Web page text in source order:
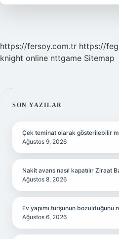
https://fersoy.com.tr https://
knight online nttgame Sitemap
SIDEBAR
SON YAZILAR
Çek teminat olarak gösterilebilir
Ağustos 9, 2026
Nakit avans nasıl kapatılır Ziraat
Ağustos 8, 2026
Ev yapımı turşunun bozulduğunu
Ağustos 6, 2026